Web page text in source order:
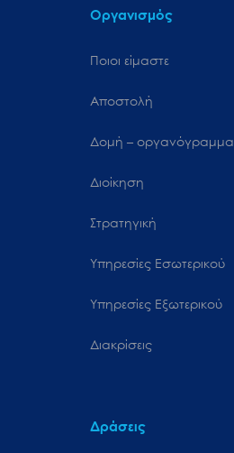
Οργανισμός
Ποιοι είμαστε
Αποστολή
Δομή – οργανόγραμμα
Διοίκηση
Στρατηγική
Υπηρεσίες Εσωτερικού
Υπηρεσίες Εξωτερικού
Διακρίσεις
Δράσεις